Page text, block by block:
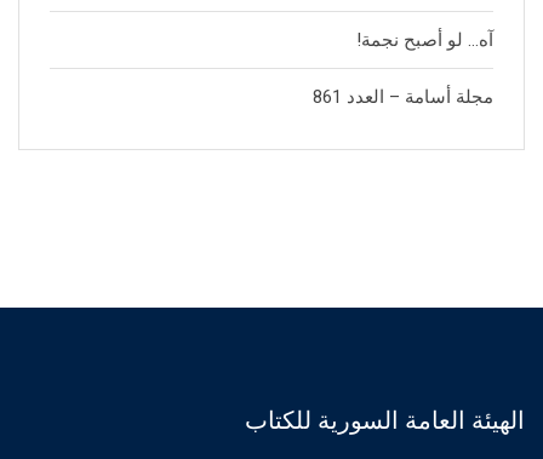
آه… لو أصبح نجمة!
مجلة أسامة – العدد 861
الهيئة العامة السورية للكتاب